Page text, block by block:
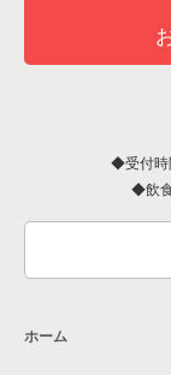
洋食の居抜き売
その他の居抜き
大阪市東住吉区
門真市の飲食店
大阪市天王寺区
高石市の飲食店
大阪府のバーの
大阪府の居酒屋
大阪府の和食の
大阪府の洋食の
大阪府のその他
受付時
飲
ホーム